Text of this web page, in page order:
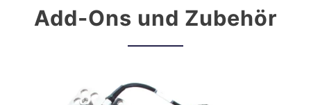
Add-Ons und Zubehör